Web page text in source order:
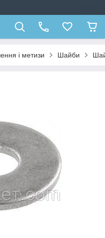
і метизи Шайби